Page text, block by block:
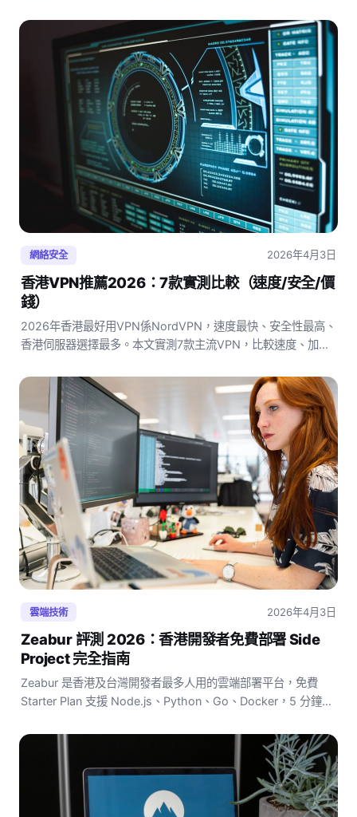
到最合適的雲端部署方案。
網絡安全 2026年4月3日
香港VPN推薦2026：7款實測比較（速度/安全/價
錢）
2026年香港最好用VPN係NordVPN，速度最快、安全性最高、
香港伺服器選擇最多。本文實測7款主流VPN，比較速度、加密
雲端技術 2026年4月3日
Zeabur 評測 2026：香港開發者免費部署 Side
Project 完全指南
Zeabur 是香港及台灣開發者最多人用的雲端部署平台，免費
Starter Plan 支援 Node.js、Python、Go、Docker，5 分鐘即
Vercel/Render 的差異，以及最適合哪類項目使用。